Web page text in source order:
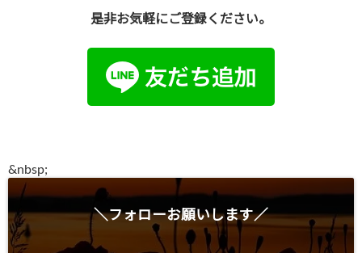
是非お気軽にご登録ください。
&nbsp;
＼フォローお願いします／